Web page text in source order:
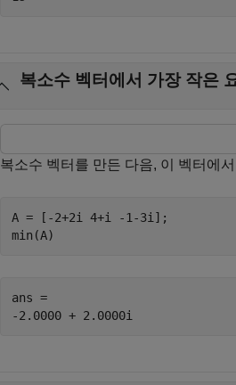
복소수 벡터에서 가장 작은
복소수 벡터를 만든 다음, 이 벡터에
A = [-2+2i 4+i -1-3i];
min(A)
ans =